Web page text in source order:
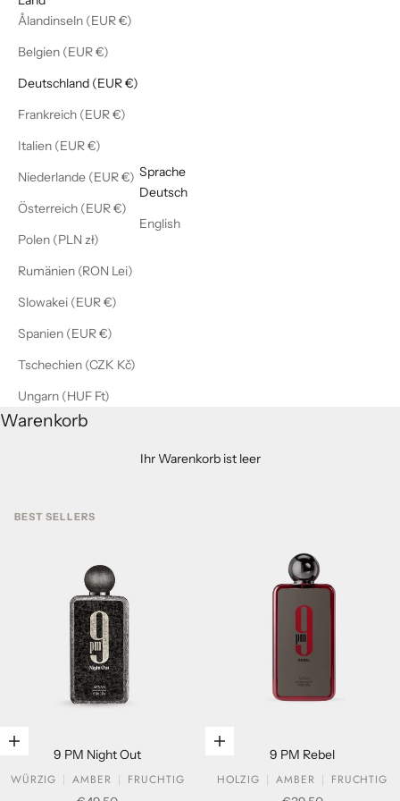
Ålandinseln (EUR €)
Belgien (EUR €)
Deutschland (EUR €)
Frankreich (EUR €)
Italien (EUR €)
Niederlande (EUR €)
Österreich (EUR €)
Polen (PLN zł)
Rumänien (RON Lei)
Slowakei (EUR €)
Spanien (EUR €)
Tschechien (CZK Kč)
Ungarn (HUF Ft)
Sprache
Deutsch
English
Warenkorb
Ihr Warenkorb ist leer
BEST SELLERS
In den Warenkorb legen
9 PM Night Out
WÜRZIG
AMBER
FRUCHTIG
In den Warenkorb legen
9 PM Rebel
HOLZIG
AMBER
FRUCHTIG